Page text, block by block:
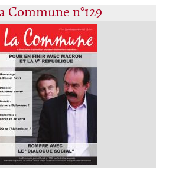
Commune n°129